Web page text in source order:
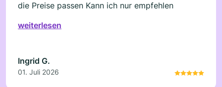
die Preise passen Kann ich nur empfehlen
weiterlesen
Ingrid G.
01. Juli 2026